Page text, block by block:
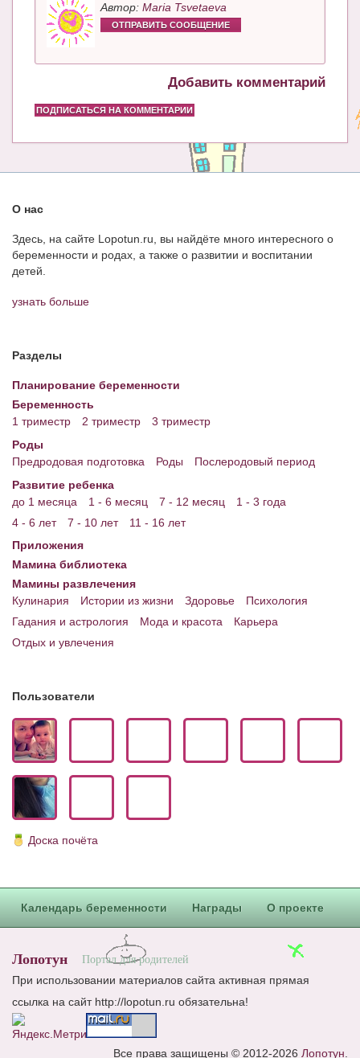
Автор: Maria Tsvetaeva
ОТПРАВИТЬ СООБЩЕНИЕ
Добавить комментарий
ПОДПИСАТЬСЯ НА КОММЕНТАРИИ
О нас
Здесь, на сайте Lopotun.ru, вы найдёте много интересного о
беременности и родах, а также о развитии и воспитании
детей.
узнать больше
Разделы
Планирование беременности
Беременность
1 триместр
2 триместр
3 триместр
Роды
Предродовая подготовка
Роды
Послеродовый период
Развитие ребенка
до 1 месяца
1 - 6 месяц 7 - 12 месяц
1 - 3 года
4 - 6 лет
7 - 10 лет
11 - 16 лет
Приложения
Мамина библиотека
Мамины развлечения
Кулинария
Истории из жизни Здоровье
Психология
Гадания и астрология
Мода и красота
Карьера
Отдых и увлечения
Пользователи
Доска почёта
Календарь беременности Награды О проекте
Лопотун Портал для родителей
При использовании материалов сайта активная прямая
ссылка на сайт http://lopotun.ru обязательна!
Все права защищены © 2012-2026 Лопотун